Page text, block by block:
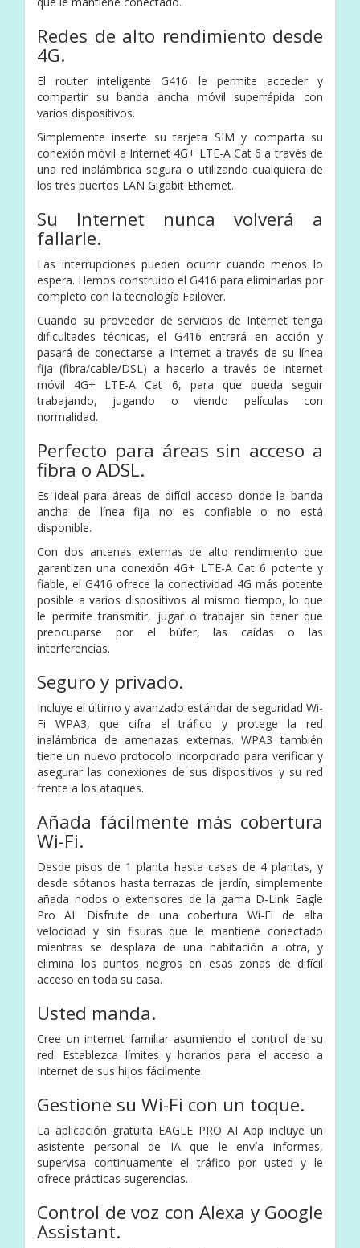
Redes de alto rendimiento desde
4G.
El router inteligente G416 le permite acceder y
compartir su banda ancha móvil superrápida con
varios dispositivos.
Simplemente inserte su tarjeta SIM y comparta su
conexión móvil a Internet 4G+ LTE-A Cat 6 a través de
una red inalámbrica segura o utilizando cualquiera de
los tres puertos LAN Gigabit Ethernet.
Su Internet nunca volverá a
fallarle.
Las interrupciones pueden ocurrir cuando menos lo
espera. Hemos construido el G416 para eliminarlas por
completo con la tecnología Failover.
Cuando su proveedor de servicios de Internet tenga
dificultades técnicas, el G416 entrará en acción y
pasará de conectarse a Internet a través de su línea
fija (fibra/cable/DSL) a hacerlo a través de Internet
móvil 4G+ LTE-A Cat 6, para que pueda seguir
trabajando, jugando o viendo películas con
normalidad.
Perfecto para áreas sin acceso a
fibra o ADSL.
Es ideal para áreas de difícil acceso donde la banda
ancha de línea fija no es confiable o no está
disponible.
Con dos antenas externas de alto rendimiento que
garantizan una conexión 4G+ LTE-A Cat 6 potente y
fiable, el G416 ofrece la conectividad 4G más potente
posible a varios dispositivos al mismo tiempo, lo que
le permite transmitir, jugar o trabajar sin tener que
preocuparse por el búfer, las caídas o las
interferencias.
Seguro y privado.
Incluye el último y avanzado estándar de seguridad Wi-
Fi WPA3, que cifra el tráfico y protege la red
inalámbrica de amenazas externas. WPA3 también
tiene un nuevo protocolo incorporado para verificar y
asegurar las conexiones de sus dispositivos y su red
frente a los ataques.
Añada fácilmente más cobertura
Wi-Fi.
Desde pisos de 1 planta hasta casas de 4 plantas, y
desde sótanos hasta terrazas de jardín, simplemente
añada nodos o extensores de la gama D-Link Eagle
Pro AI. Disfrute de una cobertura Wi-Fi de alta
velocidad y sin fisuras que le mantiene conectado
mientras se desplaza de una habitación a otra, y
elimina los puntos negros en esas zonas de difícil
acceso en toda su casa.
Usted manda.
Cree un internet familiar asumiendo el control de su
red. Establezca límites y horarios para el acceso a
Internet de sus hijos fácilmente.
Gestione su Wi-Fi con un toque.
La aplicación gratuita EAGLE PRO AI App incluye un
asistente personal de IA que le envía informes,
supervisa continuamente el tráfico por usted y le
ofrece prácticas sugerencias.
Control de voz con Alexa y Google
Assistant.